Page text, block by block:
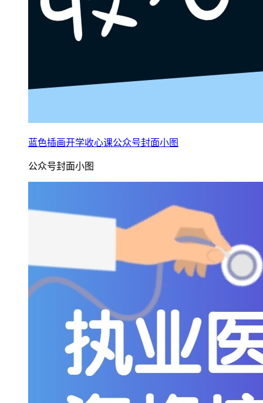
蓝色插画开学收心课公众号封面小图
公众号封面小图